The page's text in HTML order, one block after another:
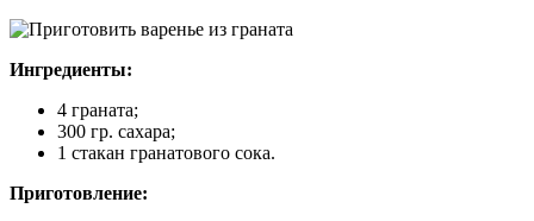
Ингредиенты:
4 граната;
300 гр. сахара;
1 стакан гранатового сока.
Приготовление: